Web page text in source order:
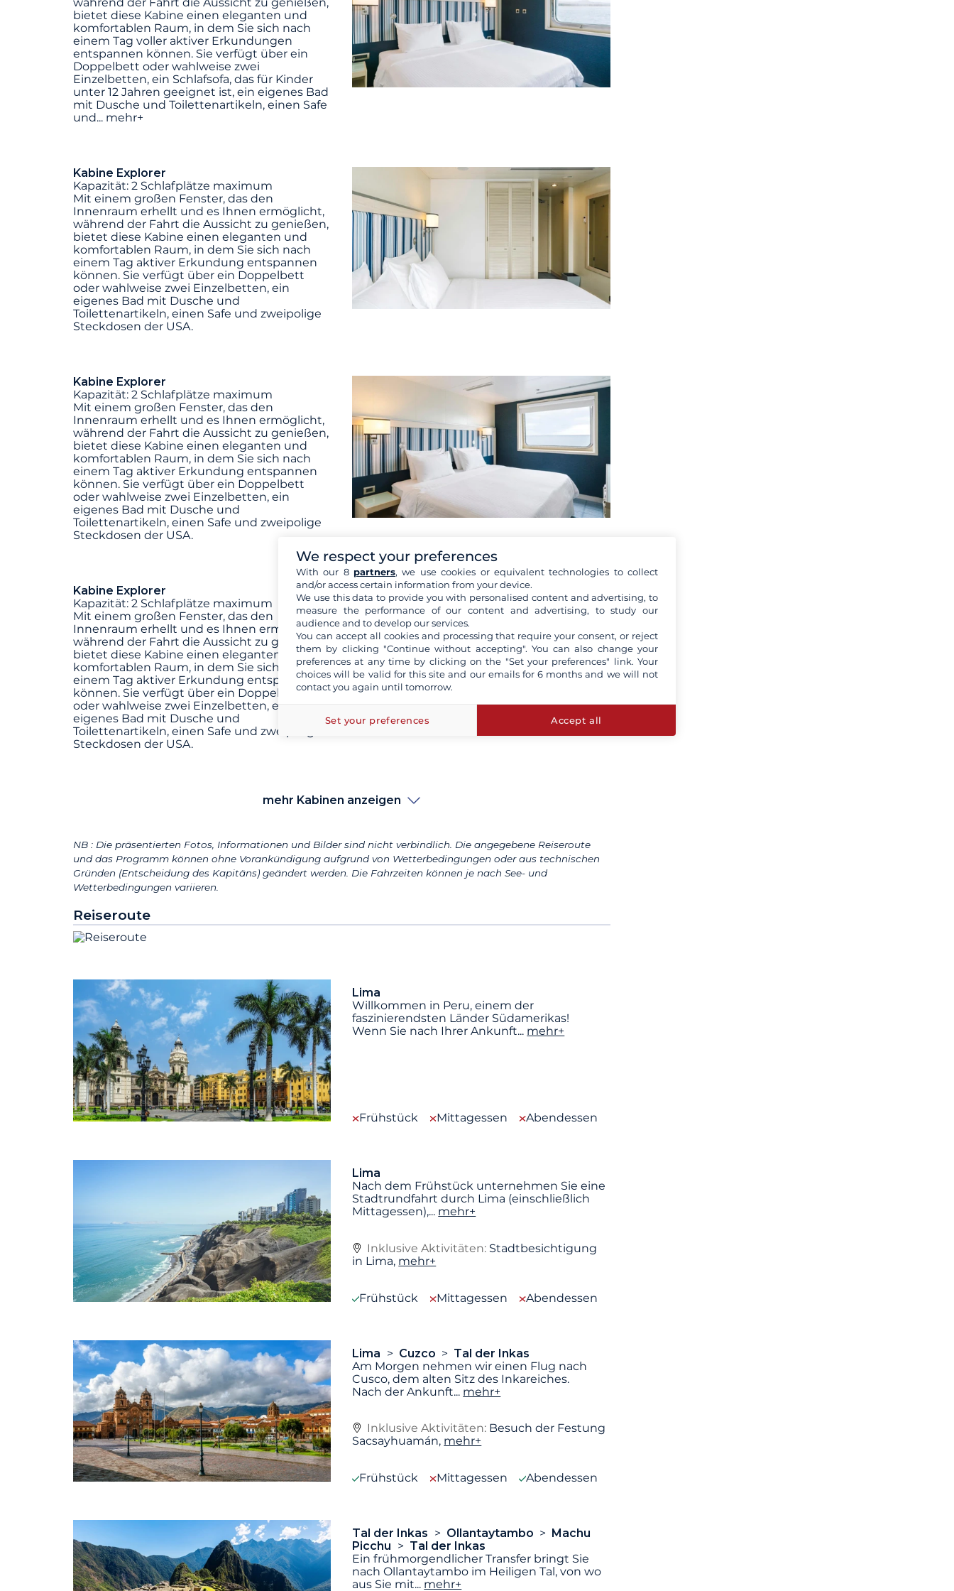
bietet diese Kabine einen eleganten und
komfortablen Raum, in dem Sie sich nach
einem Tag voller aktiver Erkundungen
entspannen können. Sie verfügt über ein
Doppelbett oder wahlweise zwei
Einzelbetten, ein Schlafsofa, das für Kinder
unter 12 Jahren geeignet ist, ein eigenes Bad
mit Dusche und Toilettenartikeln, einen Safe
und... mehr+
Kabine Explorer
Kapazität: 2 Schlafplätze maximum
Mit einem großen Fenster, das den
Innenraum erhellt und es Ihnen ermöglicht,
während der Fahrt die Aussicht zu genießen,
bietet diese Kabine einen eleganten und
komfortablen Raum, in dem Sie sich nach
einem Tag aktiver Erkundung entspannen
können. Sie verfügt über ein Doppelbett
oder wahlweise zwei Einzelbetten, ein
eigenes Bad mit Dusche und
Toilettenartikeln, einen Safe und zweipolige
Steckdosen der USA.
Kabine Explorer
Kapazität: 2 Schlafplätze maximum
Mit einem großen Fenster, das den
Innenraum erhellt und es Ihnen ermöglicht,
während der Fahrt die Aussicht zu genießen,
bietet diese Kabine einen eleganten und
komfortablen Raum, in dem Sie sich nach
einem Tag aktiver Erkundung entspannen
können. Sie verfügt über ein Doppelbett
oder wahlweise zwei Einzelbetten, ein
eigenes Bad mit Dusche und
Toilettenartikeln, einen Safe und zweipolige
Steckdosen der USA.
Kabine Explorer
Kapazität: 2 Schlafplätze maximum
Mit einem großen Fenster, das den
Innenraum erhellt und es Ihnen ermöglicht,
während der Fahrt die Aussicht zu genießen,
bietet diese Kabine einen eleganten und
komfortablen Raum, in dem Sie sich nach
einem Tag aktiver Erkundung entspannen
können. Sie verfügt über ein Doppelbett
oder wahlweise zwei Einzelbetten, ein
eigenes Bad mit Dusche und
Toilettenartikeln, einen Safe und zweipolige
Steckdosen der USA.
mehr Kabinen anzeigen
NB : Die präsentierten Fotos, Informationen und Bilder sind nicht verbindlich. Die angegebene Reiseroute
und das Programm können ohne Vorankündigung aufgrund von Wetterbedingungen oder aus technischen
Gründen (Entscheidung des Kapitäns) geändert werden. Die Fahrzeiten können je nach See- und
Wetterbedingungen variieren.
Reiseroute
Lima
Willkommen in Peru, einem der
faszinierendsten Länder Südamerikas!
Wenn Sie nach Ihrer Ankunft... mehr+
Frühstück Mittagessen Abendessen
Lima
Nach dem Frühstück unternehmen Sie eine
Stadtrundfahrt durch Lima (einschließlich
Mittagessen),... mehr+
Inklusive Aktivitäten: Stadtbesichtigung
in Lima, mehr+
Frühstück Mittagessen Abendessen
Lima Cuzco
Tal der Inkas
Am Morgen nehmen wir einen Flug nach
Cusco, dem alten Sitz des Inkareiches.
Nach der Ankunft... mehr+
Inklusive Aktivitäten: Besuch der Festung
Sacsayhuamán, mehr+
Frühstück Mittagessen Abendessen
Tal der Inkas Ollantaytambo
Machu
Picchu
Tal der Inkas
Ein frühmorgendlicher Transfer bringt Sie
nach Ollantaytambo im Heiligen Tal, von wo
aus Sie mit... mehr+
We respect your preferences
With our 8 partners, we use cookies or equivalent technologies to collect
and/or access certain information from your device.
We use this data to provide you with personalised content and advertising, to
measure the performance of our content and advertising, to study our
audience and to develop our services.
You can accept all cookies and processing that require your consent, or reject
them by clicking "Continue without accepting". You can also change your
preferences at any time by clicking on the "Set your preferences" link. Your
choices will be valid for this site and our emails for 6 months and we will not
contact you again until tomorrow.
Set your preferences Accept all